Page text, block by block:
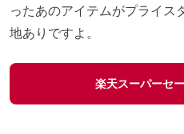
ったあのアイテムがプライス
地ありですよ。
楽天スーパーセ